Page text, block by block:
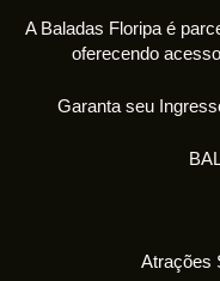
A Baladas Floripa é
oferecendo
Garanta seu
Atrações